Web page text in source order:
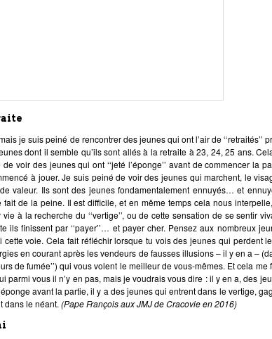
je suis peiné de rencontrer des jeunes qui ont l’air de ‘‘retraités’’
dont il semble qu’ils sont allés à la retraite à 23, 24, 25 ans.
voir des jeunes qui ont ‘‘jeté l’éponge’’ avant de commencer la
à jouer. Je suis peiné de voir des jeunes qui marchent, le
valeur. Ils sont des jeunes fondamentalement ennuyés… et
de la peine. Il est difficile, et en même temps cela nous
à la recherche du ‘‘vertige’’, ou de cette sensation de se sentir
ils finissent par ‘‘payer’’… et payer cher. Pensez aux nombreux
cette voie. Cela fait réfléchir lorsque tu vois des jeunes qui perdent
en courant après les vendeurs de fausses illusions – il y en a –
de fumée’’) qui vous volent le meilleur de vous-mêmes. Et cela me
parmi vous il n’y en pas, mais je voudrais vous dire : il y en a, des
avant la partie, il y a des jeunes qui entrent dans le vertige,
dans le néant. (Pape François aux JMJ de Cracovie en 2016)